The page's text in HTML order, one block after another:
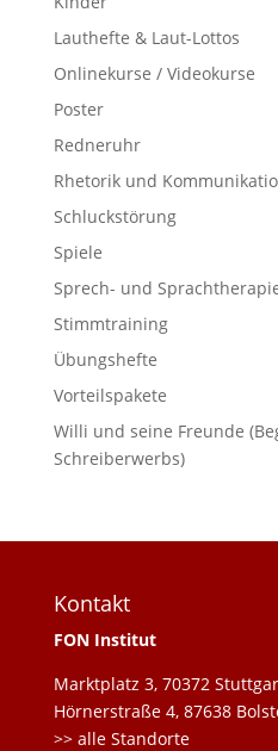
Lauthefte & Laut-Lottos
Onlinekurse / Videokurse
Poster
Redneruhr
Rhetorik und
Schluckstörung
Spiele
Sprech- und
Stimmtraining
Übungshefte
Vorteilspakete
Willi und seine Freunde
Schreiberwerbs)
Kontakt
FON Institut
Marktplatz 3, 70372
Hörnerstraße 4, 87638
>> alle Standorte